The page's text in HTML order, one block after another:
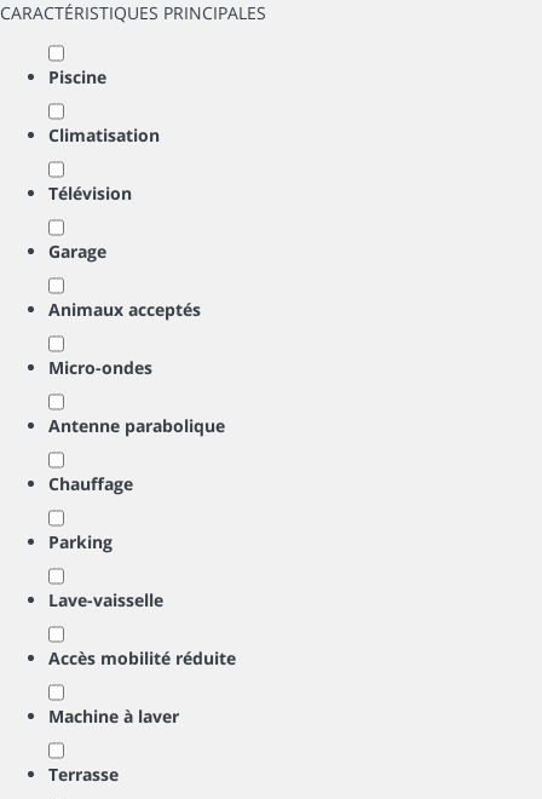
CARACTÉRISTIQUES PRINCIPALES
Piscine
Climatisation
Télévision
Garage
Animaux acceptés
Micro-ondes
Antenne parabolique
Chauffage
Parking
Lave-vaisselle
Accès mobilité réduite
Machine à laver
Terrasse